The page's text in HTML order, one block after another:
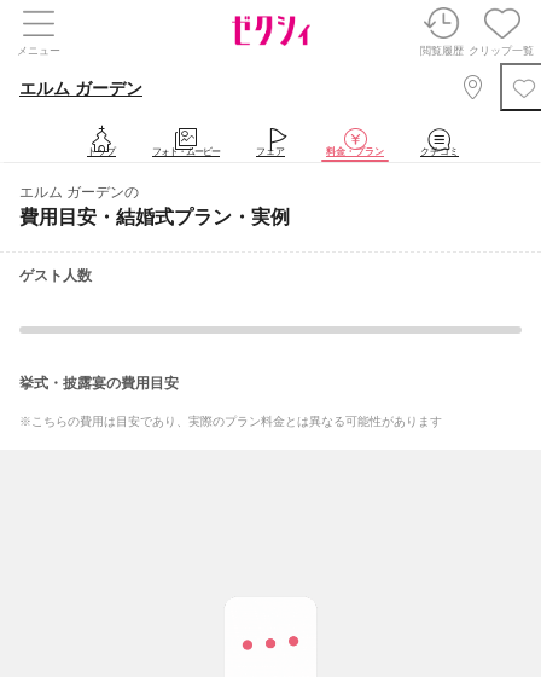
メニュー 閲覧履歴 クリップ一覧
エルム ガーデン
トップ フォト・ムービー フェア 料金・プラン クチコミ
エルム ガーデンの
費用目安・結婚式プラン・実例
ゲスト人数
挙式・披露宴の費用目安
※こちらの費用は目安であり、実際のプラン料金とは異なる可能性があります